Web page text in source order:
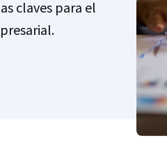
claves para el